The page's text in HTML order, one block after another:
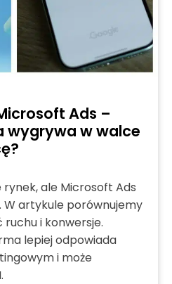
Ads –
w walce
ale Microsoft Ads
W artykule porównujemy
ruchu i konwersje.
lepiej odpowiada
i może